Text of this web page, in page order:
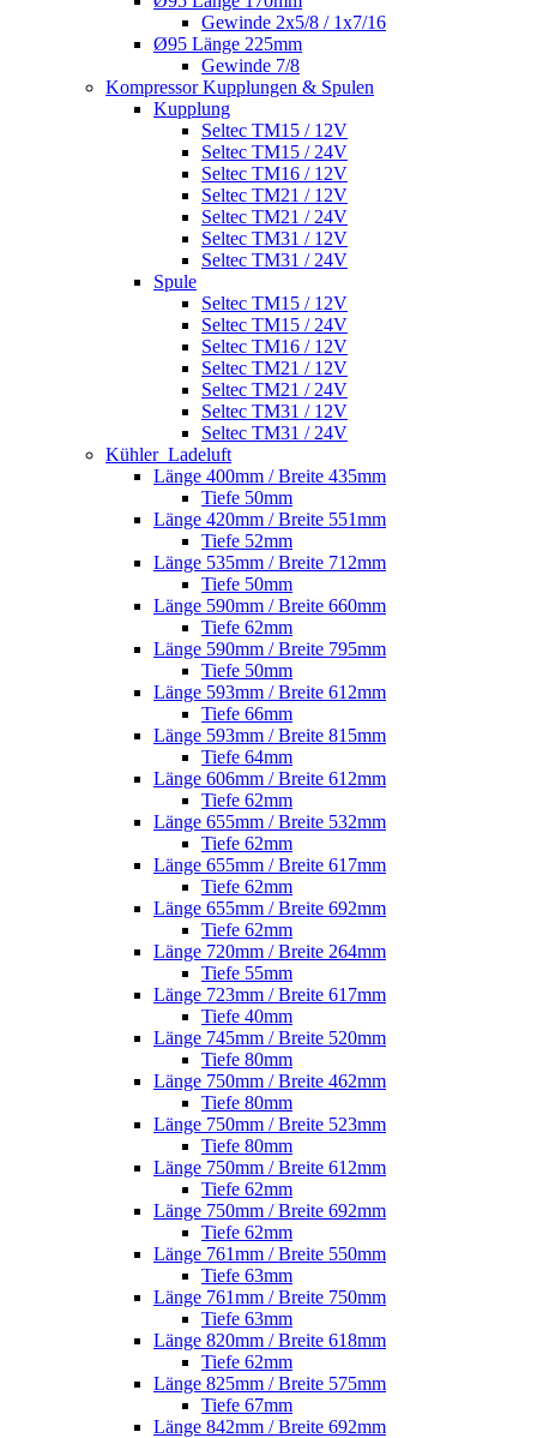
Gewinde 2x5/8 / 1x7/16
Ø95 Länge 225mm
Gewinde 7/8
Kompressor Kupplungen & Spulen
Kupplung
Seltec TM15 / 12V
Seltec TM15 / 24V
Seltec TM16 / 12V
Seltec TM21 / 12V
Seltec TM21 / 24V
Seltec TM31 / 12V
Seltec TM31 / 24V
Spule
Seltec TM15 / 12V
Seltec TM15 / 24V
Seltec TM16 / 12V
Seltec TM21 / 12V
Seltec TM21 / 24V
Seltec TM31 / 12V
Seltec TM31 / 24V
Kühler_Ladeluft
Länge 400mm / Breite 435mm
Tiefe 50mm
Länge 420mm / Breite 551mm
Tiefe 52mm
Länge 535mm / Breite 712mm
Tiefe 50mm
Länge 590mm / Breite 660mm
Tiefe 62mm
Länge 590mm / Breite 795mm
Tiefe 50mm
Länge 593mm / Breite 612mm
Tiefe 66mm
Länge 593mm / Breite 815mm
Tiefe 64mm
Länge 606mm / Breite 612mm
Tiefe 62mm
Länge 655mm / Breite 532mm
Tiefe 62mm
Länge 655mm / Breite 617mm
Tiefe 62mm
Länge 655mm / Breite 692mm
Tiefe 62mm
Länge 720mm / Breite 264mm
Tiefe 55mm
Länge 723mm / Breite 617mm
Tiefe 40mm
Länge 745mm / Breite 520mm
Tiefe 80mm
Länge 750mm / Breite 462mm
Tiefe 80mm
Länge 750mm / Breite 523mm
Tiefe 80mm
Länge 750mm / Breite 612mm
Tiefe 62mm
Länge 750mm / Breite 692mm
Tiefe 62mm
Länge 761mm / Breite 550mm
Tiefe 63mm
Länge 761mm / Breite 750mm
Tiefe 63mm
Länge 820mm / Breite 618mm
Tiefe 62mm
Länge 825mm / Breite 575mm
Tiefe 67mm
Länge 842mm / Breite 692mm